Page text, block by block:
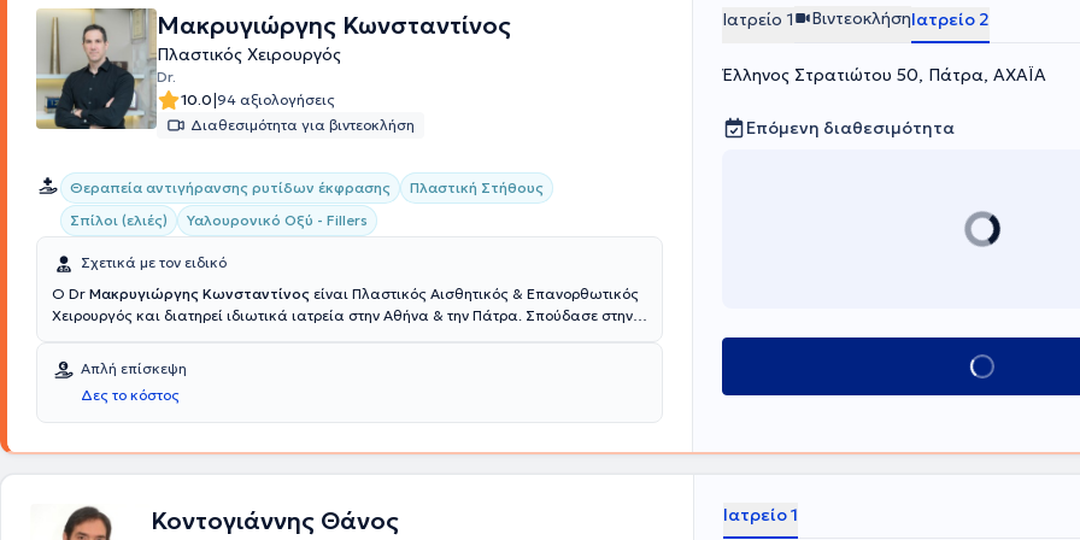
Μακρυγιώργης Κωνσταντίνος
Πλαστικός Χειρουργός
Dr.
10.0|94 αξιολογήσεις
Διαθεσιμότητα για βιντεοκλήση
Θεραπεία αντιγήρανσης ρυτίδων έκφρασης
Πλαστική Στήθους
Σπίλοι (ελιές)
Υαλουρονικό Οξύ - Fillers
Σχετικά με τον ειδικό
Ο Dr Μακρυγιώργης Κωνσταντίνος είναι Πλαστικός Αισθητικός & Επανορθωτικός
Χειρουργός και διατηρεί ιδιωτικά ιατρεία στην Αθήνα & την Πάτρα. Σπούδασε στην
στην Εθνική Φρουρά Κύπρου, διατελώντας καθήκοντα ιατρού στο 106 ΣΝΕ
Λευκωσίας και εν συνεχεία, διορίστηκε αγροτικός ιατρός στο Γενικό Νοσοκομείο
Πύργου Ηλείας. Ειδικεύτηκε στη Χειρουργική Κλινική του Νοσοκομείου "Ο Άγιος
Ανδρέας" στην Πάτρα, όπου και συνέχισε ως βοηθός της κλινικής Πλαστικής
Χειρουργικής και Άκρας χείρας του "Bradford Royal Infirmary" και στο Leeds
General Infimary για άλλα τρία χρόνια. Εκεί εξειδικεύτηκε σε τεχνικές
Απλή επίσκεψη
Δες το κόστος
Ιατρείο 1 ΒιντεοκλήσηΙατρείο 2
Έλληνος Στρατιώτου 50, Πάτρα, ΑΧΑΪΑ
Επόμενη διαθεσιμότητα
Κλείσε ραντεβού
Κοντογιάννης Θάνος Ιατρείο 1